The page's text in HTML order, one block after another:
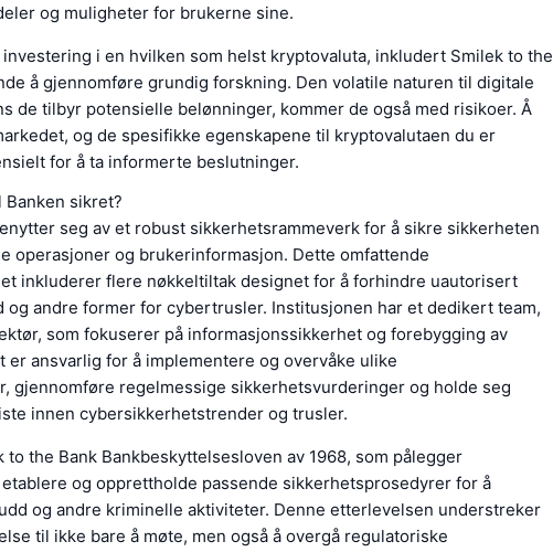
og muligheter for brukerne sine.
i en hvilken som helst kryptovaluta, inkludert Smilek to the
å gjennomføre grundig forskning. Den volatile naturen til digitale
de tilbyr potensielle belønninger, kommer de også med risikoer. Å
og de spesifikke egenskapene til kryptovalutaen du er
for å ta informerte beslutninger.
sikret?
seg av et robust sikkerhetsrammeverk for å sikre sikkerheten
operasjoner og brukerinformasjon. Dette omfattende
inkluderer flere nøkkeltiltak designet for å forhindre uautorisert
og andre former for cybertrusler. Institusjonen har et dedikert team,
som fokuserer på informasjonssikkerhet og forebygging av
er ansvarlig for å implementere og overvåke ulike
gjennomføre regelmessige sikkerhetsvurderinger og holde seg
innen cybersikkerhetstrender og trusler.
the Bank Bankbeskyttelsesloven av 1968, som pålegger
og opprettholde passende sikkerhetsprosedyrer for å
og andre kriminelle aktiviteter. Denne etterlevelsen understreker
til ikke bare å møte, men også å overgå regulatoriske